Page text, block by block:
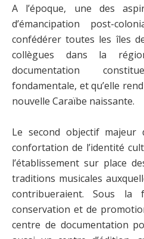
A l’époque, une des
d’émancipation post-
confédérer toutes les îles
collègues dans la
documentation
fondamentale, et qu’elle
nouvelle Caraïbe naissante.
Le second objectif
confortation de l’identité
l’établissement sur place
traditions musicales
contribueraient. Sous
conservation et de
centre de documentation